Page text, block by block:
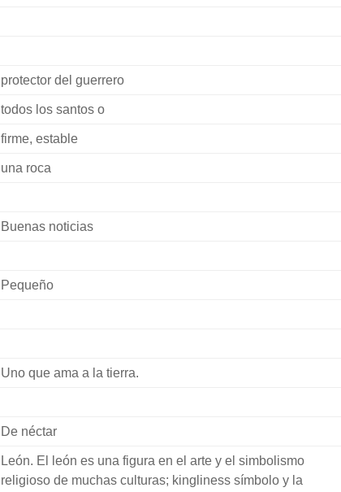
protector del guerrero
todos los santos o
firme, estable
una roca
Buenas noticias
Pequeño
Uno que ama a la tierra.
De néctar
León. El león es una figura en el arte y el simbolismo
religioso de muchas culturas; kingliness símbolo y la